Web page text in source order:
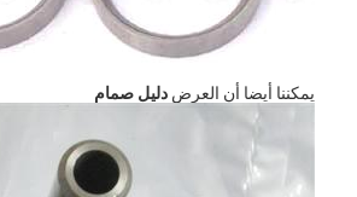
يمكننا أيضا أن العرضدليل صمام